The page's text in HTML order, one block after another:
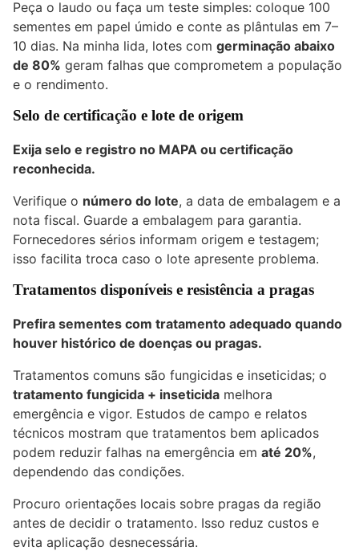
Peça o laudo ou faça um teste simples: coloque 100
sementes em papel úmido e conte as plântulas em 7–
10 dias. Na minha lida, lotes com germinação abaixo
de 80% geram falhas que comprometem a população
e o rendimento.
Selo de certificação e lote de origem
Exija selo e registro no MAPA ou certificação
reconhecida.
Verifique o número do lote, a data de embalagem e a
nota fiscal. Guarde a embalagem para garantia.
Fornecedores sérios informam origem e testagem;
isso facilita troca caso o lote apresente problema.
Tratamentos disponíveis e resistência a pragas
Prefira sementes com tratamento adequado quando
houver histórico de doenças ou pragas.
Tratamentos comuns são fungicidas e inseticidas; o
tratamento fungicida + inseticida melhora
emergência e vigor. Estudos de campo e relatos
técnicos mostram que tratamentos bem aplicados
podem reduzir falhas na emergência em até 20%,
dependendo das condições.
Procuro orientações locais sobre pragas da região
antes de decidir o tratamento. Isso reduz custos e
evita aplicação desnecessária.